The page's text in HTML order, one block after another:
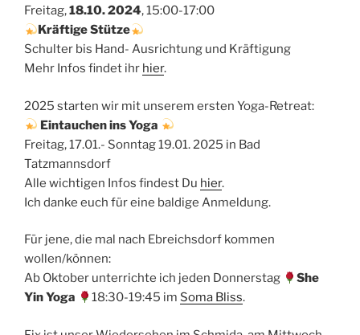
Freitag,18.10. 2024, 15:00-17:00
Kräftige Stütze
Schulter bis Hand- Ausrichtung und Kräftigung
Mehr Infos findet ihr hier.
2025 starten wir mit unserem ersten Yoga-Retreat:
Eintauchen ins Yoga
Freitag, 17.01.- Sonntag 19.01. 2025 in Bad
Tatzmannsdorf
Alle wichtigen Infos findest Du hier.
Ich danke euch für eine baldige Anmeldung.
Für jene, die mal nach Ebreichsdorf kommen
wollen/können:
Ab Oktober unterrichte ich jeden Donnerstag
She
Yin Yoga
18:30-19:45 im Soma Bliss.